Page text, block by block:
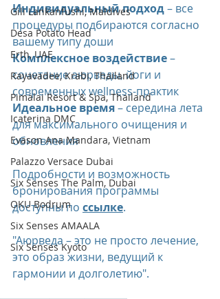
Gili Lankanfushi, Maldives
Desa Potato Head
Erth, UAE
Rayavadee, Krabi, Thailand
Pimalai Resort & Spa, Thailand
Icaterina DMC
Evason Ana Mandara, Vietnam
Palazzo Versace Dubai
Six Senses The Palm, Dubai
OKU Bodrum
Six Senses AMAALA
Six Senses Kyoto
Индивидуальный подход – все
процедуры подбираются согласно
вашему типу доши
Комплексное воздействие –
сочетание аюрведы, йоги и
современных wellness-практик
Идеальное время – середина лета
для максимального очищения и
обновления
Подробности и возможность
бронирования программы
доступны по ссылке.
"Аюрведа – это не просто лечение,
это образ жизни, ведущий к
гармонии и долголетию".